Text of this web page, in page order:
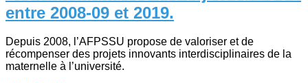
entre 2008-09 et 2019.
Depuis 2008, l’AFPSSU propose de valoriser et de
récompenser des projets innovants interdisciplinaires de la
maternelle à l’université.